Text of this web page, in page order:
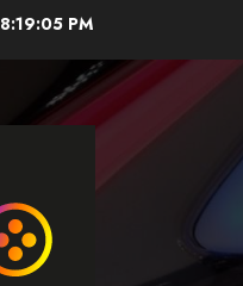
8:19:06 PM